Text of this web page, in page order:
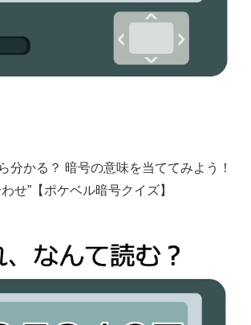
分かる？ 暗号の意味を当ててみよう！
せ”【ポケベル暗号クイズ】